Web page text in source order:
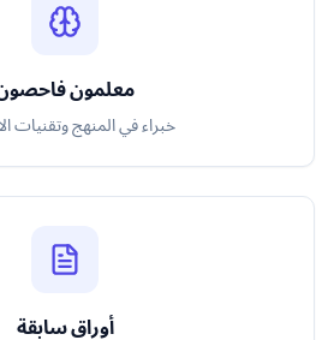
معلمون
خبراء في المنهج وتقنيات
أوراق سابقة